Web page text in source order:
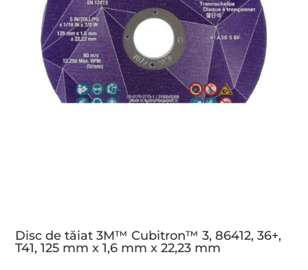
Disc de tăiat 3M™ Cubitron™ 3, 86412, 36+,
T41, 125 mm x 1,6 mm x 22,23 mm